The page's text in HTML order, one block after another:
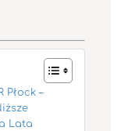
Płock –
Lata